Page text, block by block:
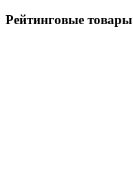
Рейтинговые товары